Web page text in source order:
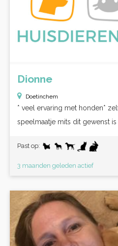
Dionne
Doetinchem
* veel ervaring met honden*
speelmaatje mits dit gewenst is
Past op:
3 maanden geleden actief